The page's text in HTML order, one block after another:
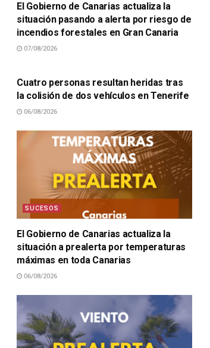
El Gobierno de Canarias actualiza la
situación pasando a alerta por riesgo de
incendios forestales en Gran Canaria
07/08/2026
Cuatro personas resultan heridas tras
la colisión de dos vehículos en Tenerife
06/08/2026
SUCESOS
El Gobierno de Canarias actualiza la
situación a prealerta por temperaturas
máximas en toda Canarias
06/08/2026